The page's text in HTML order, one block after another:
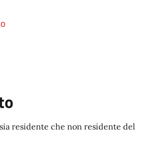
residente che non residente del